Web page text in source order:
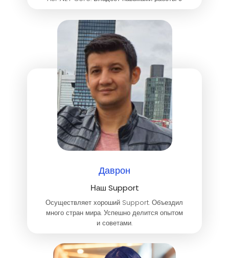
взаимодействие с базами данных. Стремится
к постоянному улучшению и готова внедрять
передовые практики разработки.
Даврон
Наш Support
Осуществляет хороший Support. Объездил
много стран мира. Успешно делится опытом
и советами.